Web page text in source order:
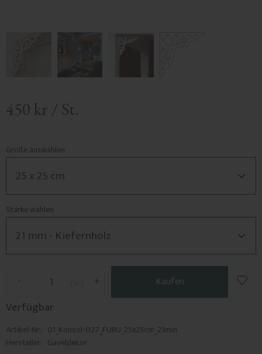
450 kr / St.
Größe auswählen
Stärke wählen
+
- Kaufen
Zu
Verfügbar
Artikel-Nr. 01_Konsol-027_FURU_25x25cm_21mm
Hersteller Gaveldekor